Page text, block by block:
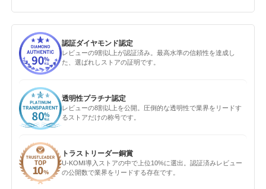
認証ダイヤモンド認定
レビューの9割以上が認証済み。最高水準の信頼性を達成し
た、選ばれしストアの証明です。
透明性プラチナ認定
レビューの8割以上を公開。圧倒的な透明性で業界をリードす
るストアだけの称号です。
トラストリーダー銅賞
U-KOMI導入ストアの中で上位10%に選出。認証済みレビュー
の公開数で業界をリードする存在です。